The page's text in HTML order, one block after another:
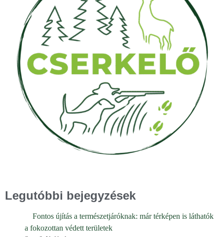
Legutóbbi bejegyzések
Fontos újítás a természetjáróknak: már térképen is láthatók
a fokozottan védett területek